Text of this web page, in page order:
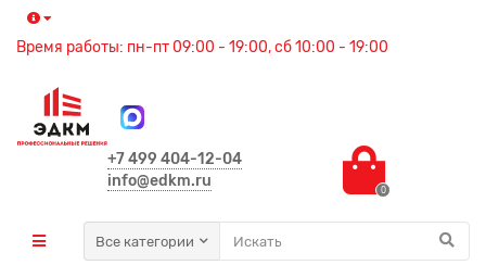
Время работы: пн-пт 09:00 - 19:00, сб 10:00 - 19:00
+7 499 404-12-04
info@edkm.ru
0
Все категории